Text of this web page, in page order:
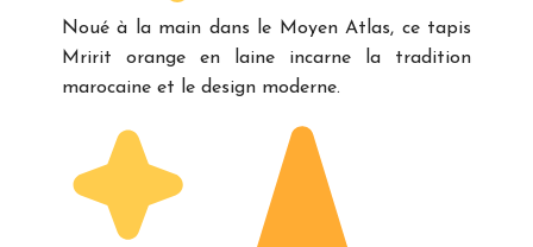
Noué à la main dans le Moyen Atlas, ce tapis
Mririt orange en laine incarne la tradition
marocaine et le design moderne.